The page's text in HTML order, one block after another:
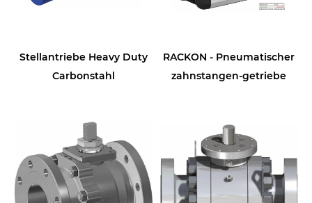
Stellantriebe Heavy Duty
Carbonstahl
RACKON - Pneumatischer
zahnstangen-getriebe